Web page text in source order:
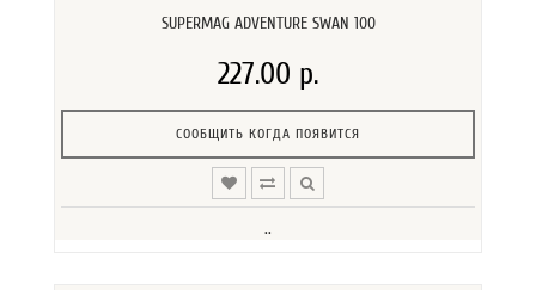
SUPERMAG ADVENTURE SWAN 100
227.00 р.
СООБЩИТЬ КОГДА ПОЯВИТСЯ
..